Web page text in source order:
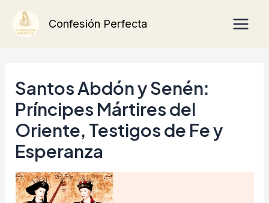
Confesión Perfecta
Santos Abdón y Senén:
Príncipes Mártires del
Oriente, Testigos de Fe y
Esperanza